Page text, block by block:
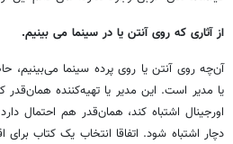
از آثاری که روی آنتن یا در سینما می بینیم.
آن‌چه روی آنتن یا روی پرده سینما می‌بینیم،
یا مدیر است. این مدیر یا تهیه‌کننده
اورجینال اشتباه کند، همان‌قدر هم احتمال
دچار اشتباه شود. اتفاقا انتخاب یک کتاب